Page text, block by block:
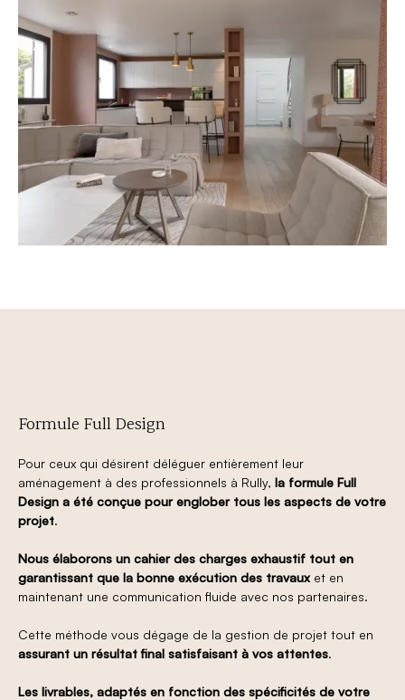
Formule Full Design
Pour ceux qui désirent déléguer entièrement leur
aménagement à des professionnels à Rully, la formule Full
Design a été conçue pour englober tous les aspects de votre
projet.
Nous élaborons un cahier des charges exhaustif tout en
garantissant que la bonne exécution des travauxet en
maintenant une communication fluide avec nos partenaires.
Cette méthode vous dégage de la gestion de projet tout en
assurant un résultat final satisfaisant à vos attentes.
Les livrables, adaptés en fonction des spécificités de votre